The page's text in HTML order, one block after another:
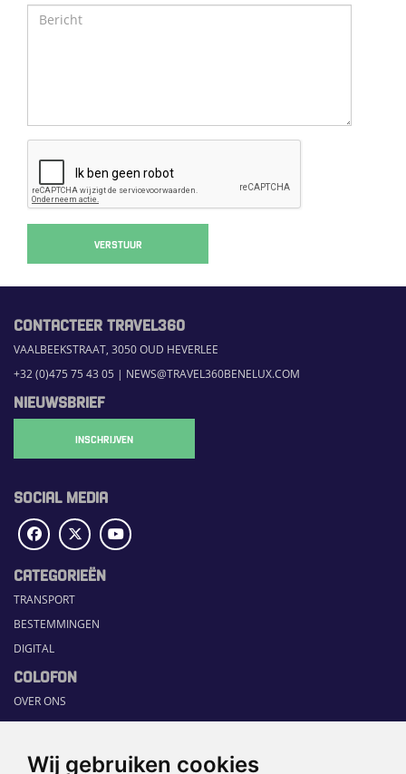
Wij gebruiken cookies
VERSTUUR
CONTACTEER TRAVEL360
VAALBEEKSTRAAT, 3050 OUD HEVERLEE
+32 (0)475 75 43 05 | NEWS@TRAVEL360BENELUX.COM
NIEUWSBRIEF
INSCHRIJVEN
SOCIAL MEDIA
CATEGORIEËN
TRANSPORT
BESTEMMINGEN
DIGITAL
COLOFON
OVER ONS
COMMUNICATION PLATFORM